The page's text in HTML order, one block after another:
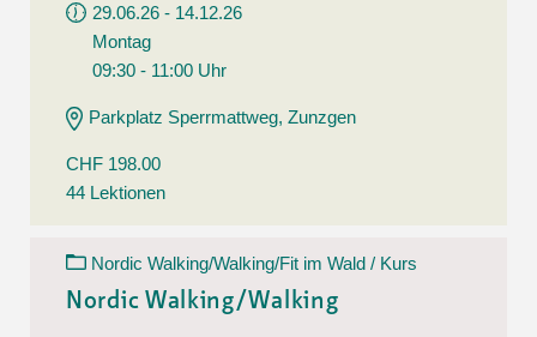
29.06.26 - 14.12.26
Montag
09:30 - 11:00 Uhr
Parkplatz Sperrmattweg, Zunzgen
CHF 198.00
44 Lektionen
Nordic Walking/Walking/Fit im Wald / Kurs
Nordic Walking/Walking